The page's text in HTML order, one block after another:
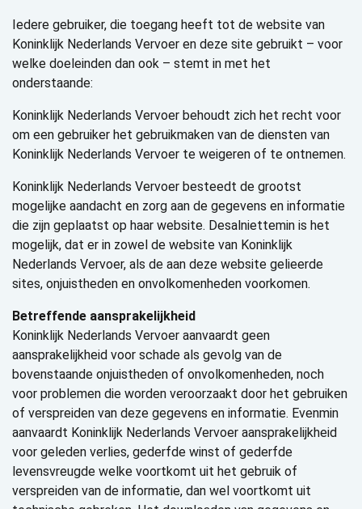
Iedere gebruiker, die toegang heeft tot de website van
Koninklijk Nederlands Vervoer en deze site gebruikt – voor
welke doeleinden dan ook – stemt in met het
onderstaande:
Koninklijk Nederlands Vervoer behoudt zich het recht voor
om een gebruiker het gebruikmaken van de diensten van
Koninklijk Nederlands Vervoer te weigeren of te ontnemen.
Koninklijk Nederlands Vervoer besteedt de grootst
mogelijke aandacht en zorg aan de gegevens en informatie
die zijn geplaatst op haar website. Desalniettemin is het
mogelijk, dat er in zowel de website van Koninklijk
Nederlands Vervoer, als de aan deze website gelieerde
sites, onjuistheden en onvolkomenheden voorkomen.
Betreffende aansprakelijkheid
Koninklijk Nederlands Vervoer aanvaardt geen
aansprakelijkheid voor schade als gevolg van de
bovenstaande onjuistheden of onvolkomenheden, noch
voor problemen die worden veroorzaakt door het gebruiken
of verspreiden van deze gegevens en informatie. Evenmin
aanvaardt Koninklijk Nederlands Vervoer aansprakelijkheid
voor geleden verlies, gederfde winst of gederfde
levensvreugde welke voortkomt uit het gebruik of
verspreiden van de informatie, dan wel voortkomt uit